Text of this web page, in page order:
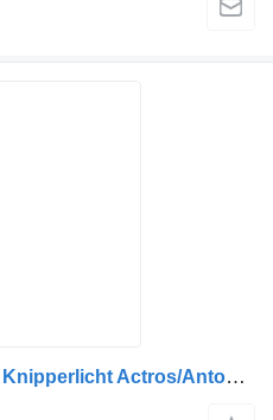
Clignotant Mercedes-Benz Knipperlicht Actros/Antos/Arocs/Axo A9418201321 pour camion